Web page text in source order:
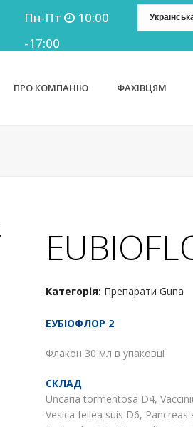
Пн-Пт
10:00
-17:00
ПРО КОМПАНІЮ ФАХІВЦЯМ
Категорія: Препарати Guna
ЕУБІОФЛОР 2
Флакон 30 мл в упаковці
СКЛАД
Uncaria tormentosa D4,
Vesica fellea suis D6,